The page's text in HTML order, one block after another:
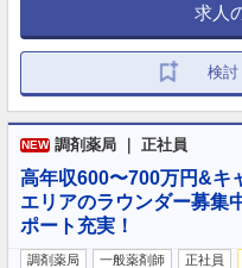
求人
検討
NEW 調剤薬局 ｜ 正社員
高年収600〜700万円&キ
エリアのラウンダー募集
ポート充実！
調剤薬局 一般薬剤師 正社員